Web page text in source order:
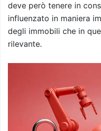
deve però tenere in
influenzato in maniera
degli immobili che in
rilevante.